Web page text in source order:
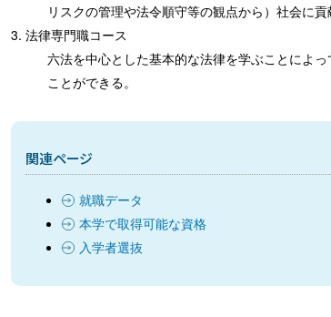
リスクの管理や法令順守等の観点から）社会に貢
3. 法律専門職コース
六法を中心とした基本的な法律を学ぶことによ
ことができる。
関連ページ
就職データ
本学で取得可能な資格
入学者選抜